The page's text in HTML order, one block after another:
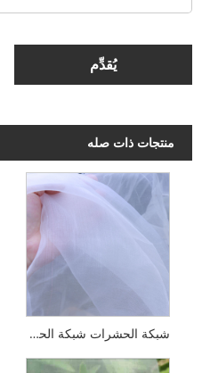
شبكة الحشرات شبكة الحشرات المضادة للحشرات للدفيئة